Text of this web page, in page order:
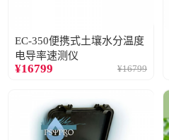
EC-350便携式土壤水分温度
电导率速测仪
¥16799 ¥16799